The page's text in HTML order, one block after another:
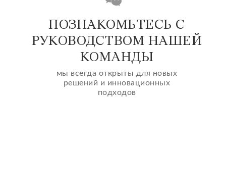
ПОЗНАКОМЬТЕСЬ С
РУКОВОДСТВОМ НАШЕЙ
КОМАНДЫ
мы всегда открыты для новых
решений и инновационных
подходов